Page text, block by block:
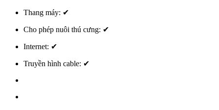
Thang máy: ✔
Cho phép nuôi thú cưng: ✔
Internet: ✔
Truyền hình cable: ✔